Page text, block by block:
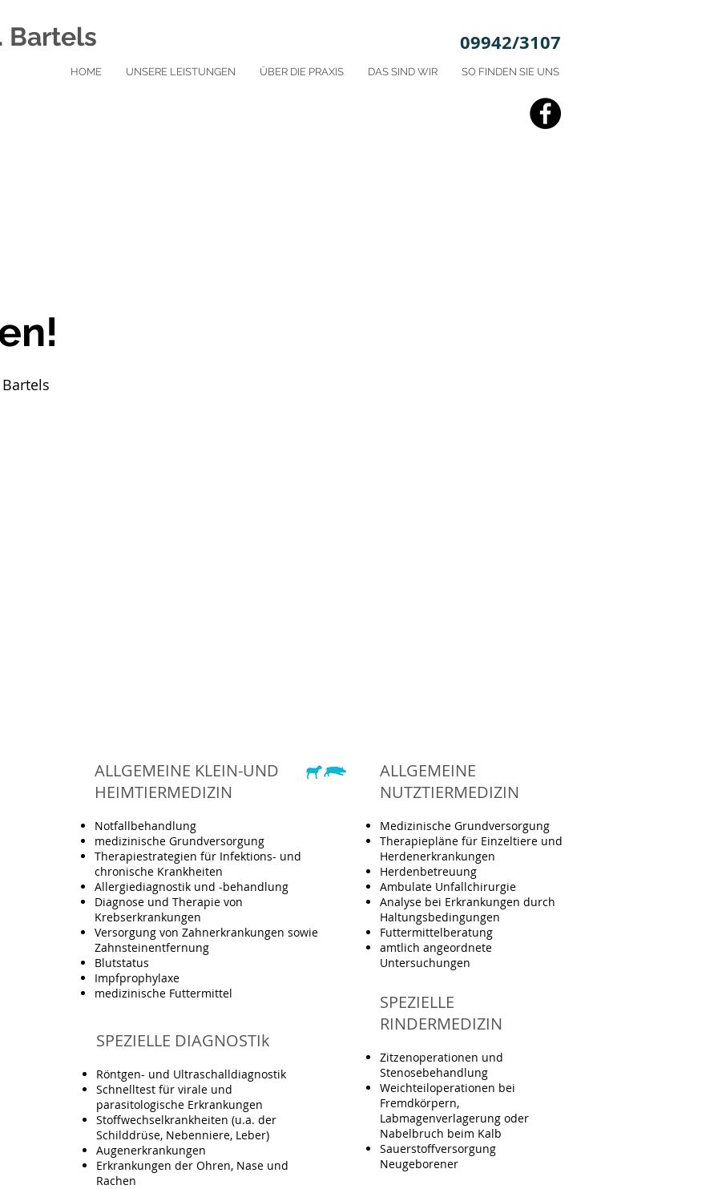
Bartels 09942/3107
HOME UNSERE LEISTUNGEN ÜBER DIE PRAXIS DAS SIND WIR SO FINDEN SIE UNS
ALLGEMEINE KLEIN-UND
HEIMTIERMEDIZIN
Notfallbehandlung
medizinische Grundversorgung
Therapiestrategien für Infektions- und
chronische Krankheiten
Allergiediagnostik und -behandlung
Diagnose und Therapie von
Krebserkrankungen
Versorgung von Zahnerkrankungen sowie
Zahnsteinentfernung
Blutstatus
Impfprophylaxe
medizinische Futtermittel
SPEZIELLE DIAGNOSTIk
Röntgen- und Ultraschalldiagnostik
Schnelltest für virale und
parasitologische Erkrankungen
Stoffwechselkrankheiten (u.a. der
Schilddrüse, Nebenniere, Leber)
Augenerkrankungen
Erkrankungen der Ohren, Nase und
Rachen
ALLGEMEINE
NUTZTIERMEDIZIN
Medizinische Grundversorgung
Therapiepläne für Einzeltiere und
Herdenerkrankungen
Herdenbetreuung
Ambulate Unfallchirurgie
Analyse bei Erkrankungen durch
Haltungsbedingungen
Futtermittelberatung
amtlich angeordnete
Untersuchungen
SPEZIELLE
RINDERMEDIZIN
Zitzenoperationen und
Stenosebehandlung
Weichteiloperationen bei
Fremdkörpern,
Labmagenverlagerung oder
Nabelbruch beim Kalb
Sauerstoffversorgung
Neugeborener